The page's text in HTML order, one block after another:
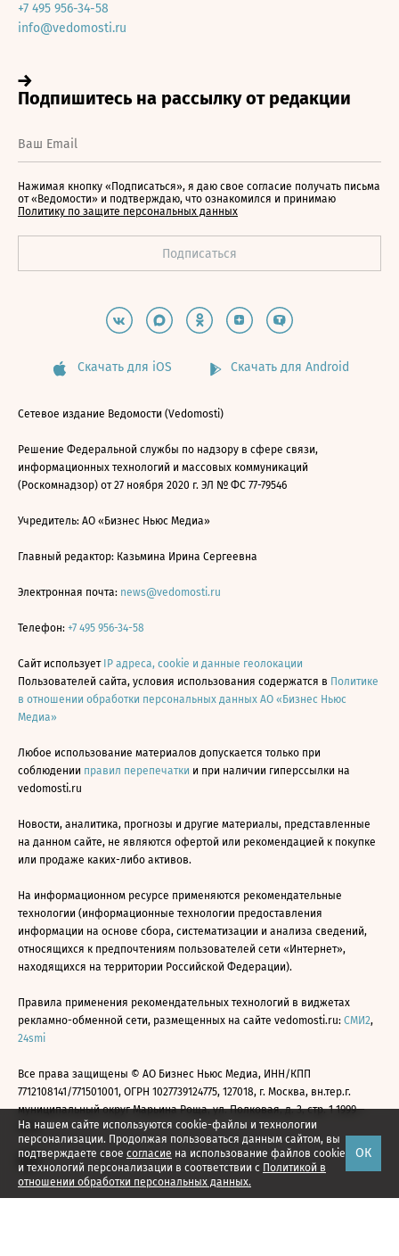
На нашем сайте используются cookie-файлы и технологии
персонализации. Продолжая пользоваться данным сайтом, вы
подтверждаете свое согласие на использование файлов cookie
и технологий персонализации в соответствии с Политикой в
отношении обработки персональных данных.
ОК
+7 495 956-34-58
info@vedomosti.ru
Нажимая кнопку «Подписаться», я даю свое согласие получать письма
от «Ведомости» и подтверждаю, что ознакомился и принимаю
Политику по защите персональных данных
Скачать для iOS Скачать для Android
Сетевое издание Ведомости (Vedomosti)
Решение Федеральной службы по надзору в сфере связи,
информационных технологий и массовых коммуникаций
(Роскомнадзор) от 27 ноября 2020 г. ЭЛ № ФС 77-79546
Учредитель: АО «Бизнес Ньюс Медиа»
Главный редактор: Казьмина Ирина Сергеевна
Электронная почта: news@vedomosti.ru
Телефон: +7 495 956-34-58
Сайт использует IP адреса, cookie и данные геолокации
Пользователей сайта, условия использования содержатся в Политике
в отношении обработки персональных данных АО «Бизнес Ньюс
Медиа»
Любое использование материалов допускается только при
соблюдении правил перепечатки и при наличии гиперссылки на
vedomosti.ru
Новости, аналитика, прогнозы и другие материалы, представленные
на данном сайте, не являются офертой или рекомендацией к покупке
или продаже каких-либо активов.
На информационном ресурсе применяются рекомендательные
технологии (информационные технологии предоставления
информации на основе сбора, систематизации и анализа сведений,
относящихся к предпочтениям пользователей сети «Интернет»,
находящихся на территории Российской Федерации).
Правила применения рекомендательных технологий в виджетах
рекламно-обменной сети, размещенных на сайте vedomosti.ru: СМИ2,
24smi
Все права защищены © АО Бизнес Ньюс Медиа, ИНН/КПП
7712108141/771501001, ОГРН 1027739124775, 127018, г. Москва, вн.тер.г.
муниципальный округ Марьина Роща, ул. Полковая, д. 3, стр. 1 1999—
2026